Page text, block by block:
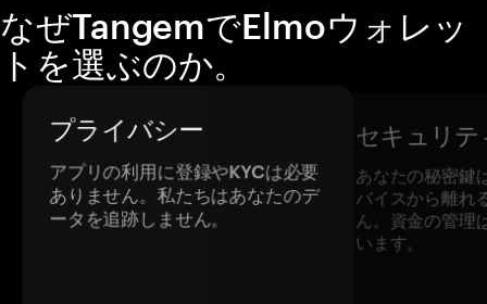
なぜTangemでElmoウォレッ
トを選ぶのか。
プライバシー
アプリの利用に登録やKYCは必要
ありません。私たちはあなたのデ
ータを追跡しません。
セキュリテ
あなたの秘密鍵
バイスから離れ
ん。資金の管理
います。